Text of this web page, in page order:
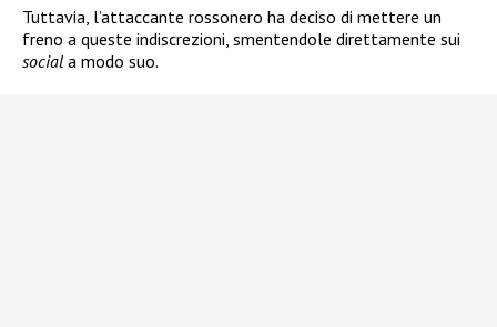
Tuttavia, l’attaccante rossonero ha deciso di mettere un
freno a queste indiscrezioni, smentendole direttamente sui
social a modo suo.